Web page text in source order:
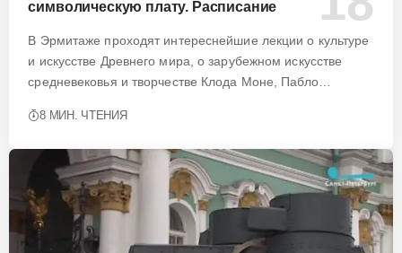
символическую плату. Расписание
В Эрмитаже проходят интереснейшие лекции о культуре
и искусстве Древнего мира, о зарубежном искусстве
средневековья и творчестве Клода Моне, Пабло…
8 МИН. ЧТЕНИЯ